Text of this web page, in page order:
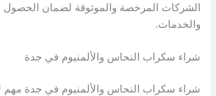
الشركات المرخصة والموثوقة لضمان الحصول
والخدمات.
شراء سكراب النحاس والألمنيوم في جدة
شراء سكراب النحاس والألمنيوم في جدة مهم